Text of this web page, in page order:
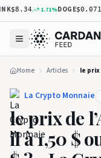
$8.34 1.71%DOGE$0.0710
Home Articles
La Crypto Monnaie
le prix de
il à 1,50 $